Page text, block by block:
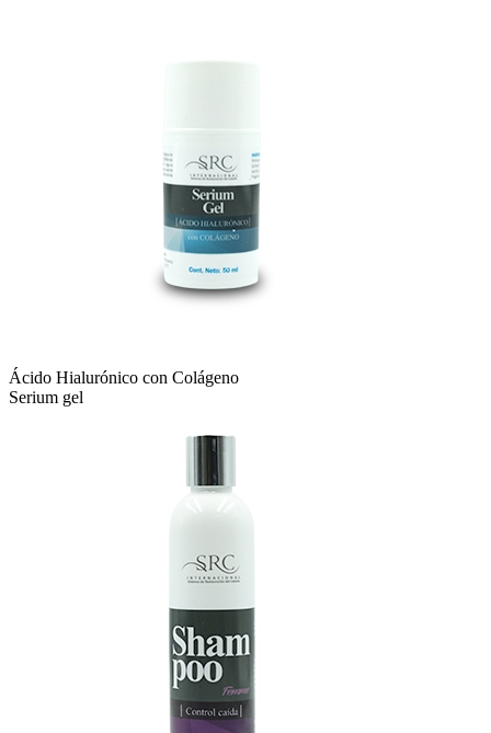
Ácido Hialurónico con Colágeno
Serium gel